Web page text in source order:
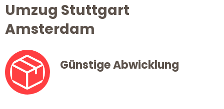
Umzug Stuttgart
Amsterdam
Günstige Abwicklung